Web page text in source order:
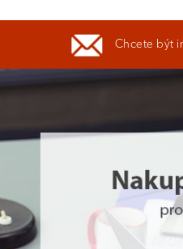
Chcete být